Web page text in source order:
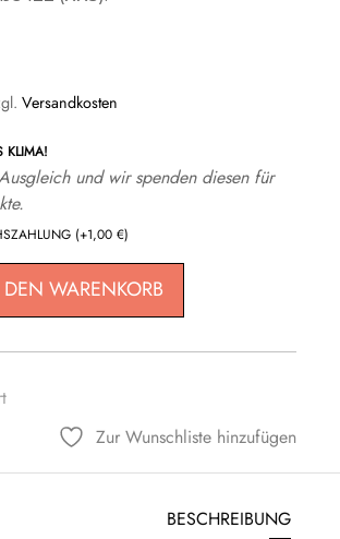
Versandkosten
KLIMA!
und wir spenden diesen für
(+1,00 €)
WARENKORB
Zur Wunschliste hinzufügen
BESCHREIBUNG